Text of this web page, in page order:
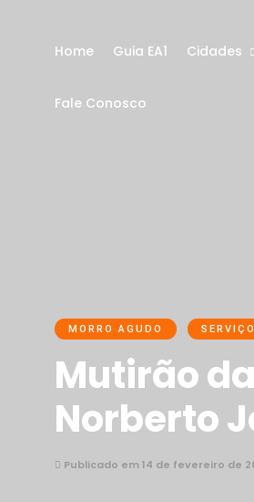
Home Guia EA1 Cidades
Fale Conosco
MORRO AGUDO
Mutirão
Norberto
Publicado em 14 de fevereiro de